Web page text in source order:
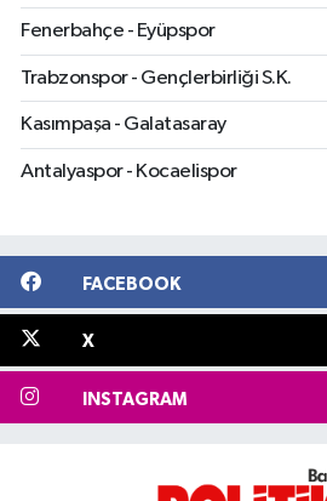
Fenerbahçe - Eyüpspor
Trabzonspor - Gençlerbirliği S.K.
Kasımpaşa - Galatasaray
Antalyaspor - Kocaelispor
FACEBOOK
X
INSTAGRAM